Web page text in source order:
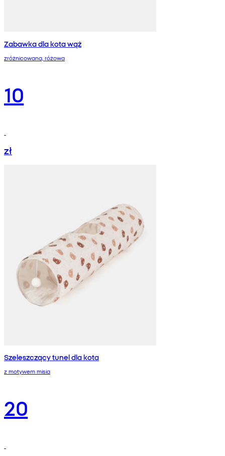
Zabawka dla kota wąż
zróżnicowana, różowa
10
zł
Szeleszczący tunel dla kota
z motywem misia
20